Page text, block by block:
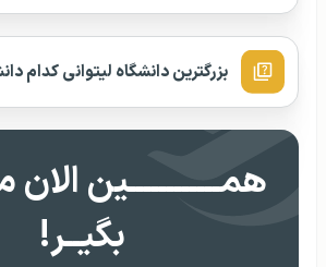
بزرگترین دانشگاه لیتوانی کدام
همــــــــــــین
بگیــر!